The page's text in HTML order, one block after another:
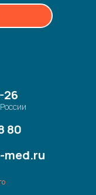
26
med.ru
80